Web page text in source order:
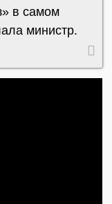
в самом
министр.